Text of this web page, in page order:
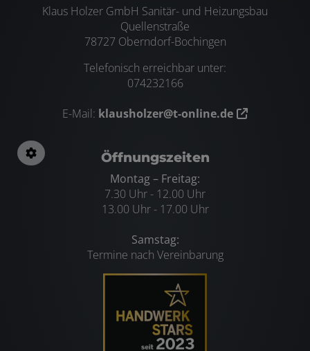
Klaus Holzer GmbH Sanitär- und Heizungsbau
Quellenstraße
78727 Oberndorf-Bochingen
Telefonisch erreichbar unter:
074232166
E-Mail: klausholzer@t-online.de
Öffnungszeiten
Montag – Freitag:
7.30 Uhr - 12.00 Uhr
13.00 Uhr - 17.00 Uhr
Samstag:
Termine nach Vereinbarung